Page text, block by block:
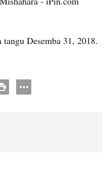
Desemba 31, 2018.